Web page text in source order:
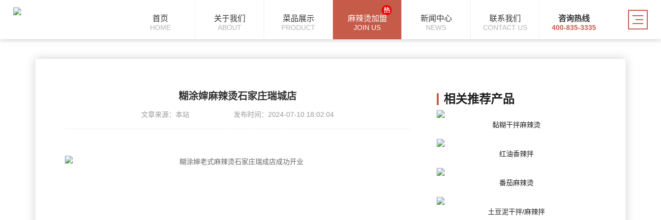
首页
HOME
关于我们
ABOUT
菜品展示
PRODUCT
麻辣烫加盟
JOIN US
新闻中心
NEWS
联系我们
CONTACT US
咨询热线
400-835-3335
糊涂婶麻辣烫石家庄瑞城店
文章来源：本站 发布时间：2024-07-10 18:02:04
相关推荐产品
黏糊干拌麻辣烫
红油香辣拌
番茄麻辣烫
土豆泥干拌/麻辣拌